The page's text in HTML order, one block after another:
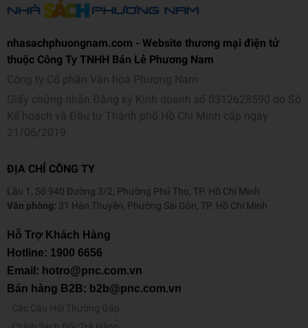
nhasachphuongnam.com - Website thương mại điện tử
thuộc Công Ty TNHH Bán Lẻ Phương Nam
Công ty Cổ phần Văn hoá Phương Nam
Giấy chứng nhận Đăng ký Kinh doanh số 0312628590 do Sở
Kế hoạch và Đầu tư Thành phố Hồ Chí Minh cấp ngày
21/06/2019
ĐỊA CHỈ CÔNG TY
Lầu 1, Số 940 Đường 3/2, Phường Phú Thọ, TP. Hồ Chí Minh
Văn phòng: 31 Hàn Thuyên, Phường Sài Gòn, TP. Hồ Chí Minh
Hỗ Trợ Khách Hàng
Hotline: 1900 6656
Email: hotro@pnc.com.vn
Bán hàng B2B: b2b@pnc.com.vn
Các Câu Hỏi Thường Gặp